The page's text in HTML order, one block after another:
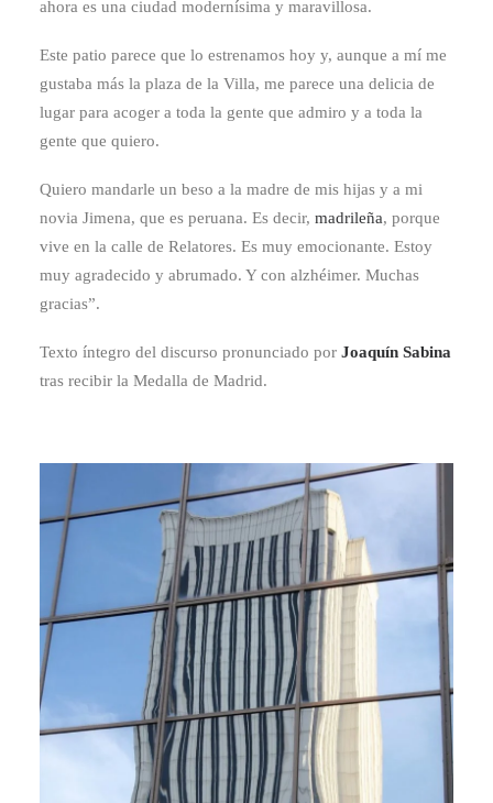
ahora es una ciudad modernísima y maravillosa.
Este patio parece que lo estrenamos hoy y, aunque a mí me
gustaba más la plaza de la Villa, me parece una delicia de
lugar para acoger a toda la gente que admiro y a toda la
gente que quiero.
Quiero mandarle un beso a la madre de mis hijas y a mi
novia Jimena, que es peruana. Es decir, madrileña, porque
vive en la calle de Relatores. Es muy emocionante. Estoy
muy agradecido y abrumado. Y con alzhéimer. Muchas
gracias”.
Texto íntegro del discurso pronunciado por Joaquín Sabina
tras recibir la Medalla de Madrid.